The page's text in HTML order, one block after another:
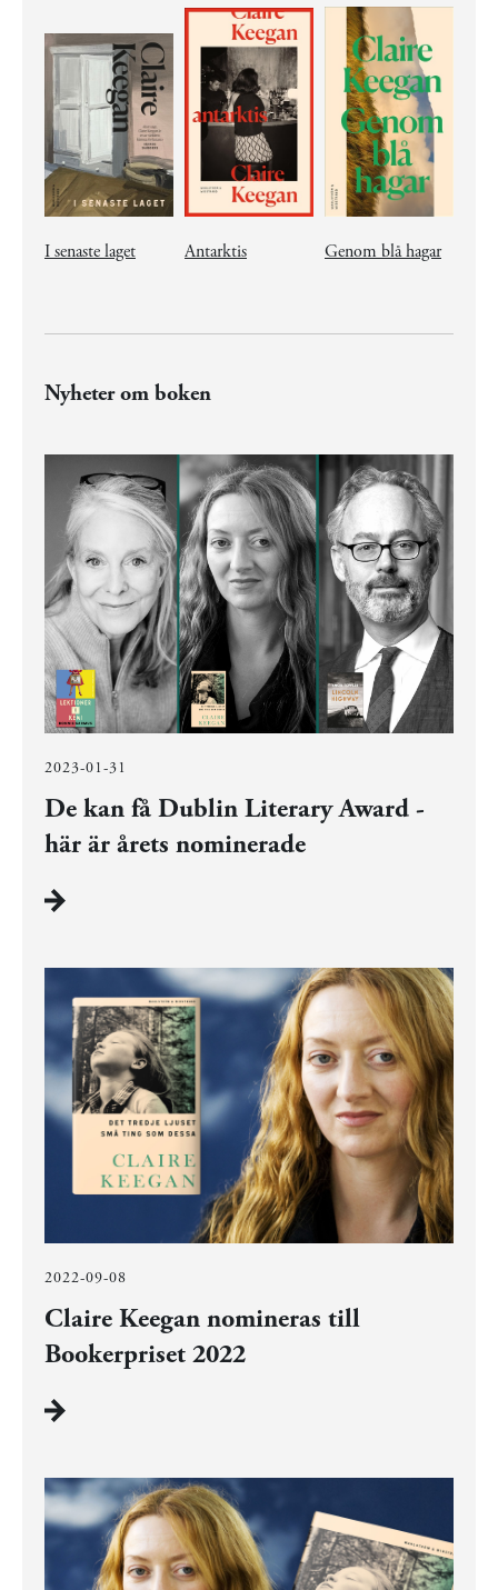
I senaste laget Antarktis Genom blå hagar
Nyheter om boken
2023-01-31
De kan få Dublin Literary Award -
här är årets nominerade
2022-09-08
Claire Keegan nomineras till
Bookerpriset 2022